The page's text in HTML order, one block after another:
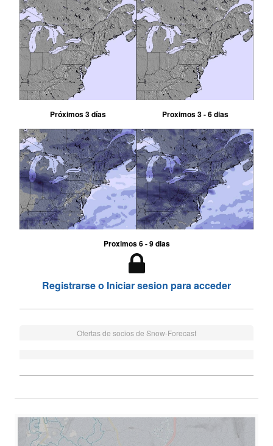
Próximos 3 días Proximos 3 - 6 dias
Proximos 6 - 9 dias
Registrarse o Iniciar sesion para acceder
Ofertas de socios de Snow-Forecast